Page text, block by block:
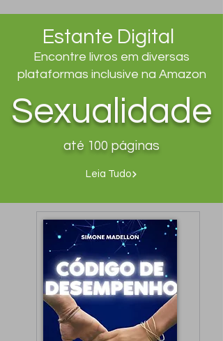
Estante Digital
Encontre livros em diversas
plataformas inclusive na Amazon
Sexualidade
até 100 páginas
Leia Tudo